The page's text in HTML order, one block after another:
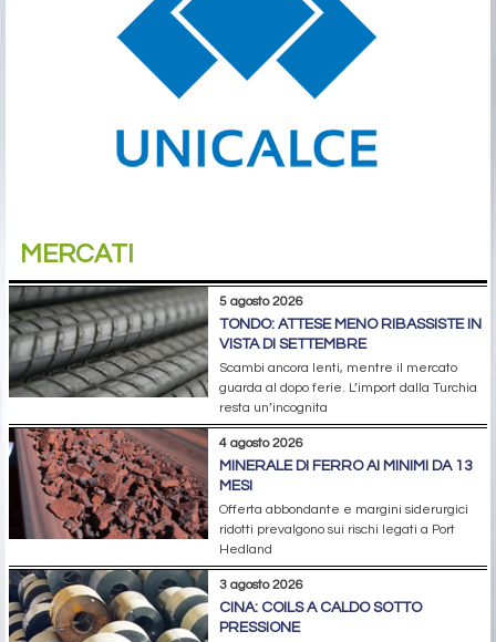
MERCATI
5 agosto 2026
TONDO: ATTESE MENO RIBASSISTE IN
VISTA DI SETTEMBRE
Scambi ancora lenti, mentre il mercato
guarda al dopo ferie. L’import dalla Turchia
resta un’incognita
4 agosto 2026
MINERALE DI FERRO AI MINIMI DA 13
MESI
Offerta abbondante e margini siderurgici
ridotti prevalgono sui rischi legati a Port
Hedland
3 agosto 2026
CINA: COILS A CALDO SOTTO
PRESSIONE